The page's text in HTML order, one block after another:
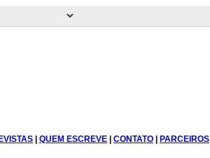
| QUEM ESCREVE | CONTATO | PARCEIROS